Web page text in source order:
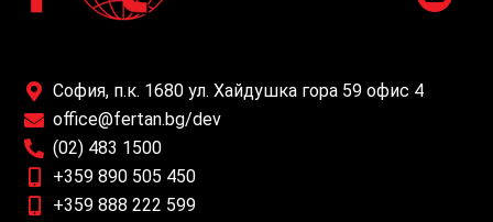
София, п.к. 1680 ул. Хайдушка гора 59 офис 4
office@fertan.bg/dev
(02) 483 1500
+359 890 505 450
+359 888 222 599